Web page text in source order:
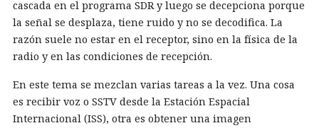
cascada en el programa SDR y luego se decepciona porque
la señal se desplaza, tiene ruido y no se decodifica. La
razón suele no estar en el receptor, sino en la física de la
radio y en las condiciones de recepción.
En este tema se mezclan varias tareas a la vez. Una cosa
es recibir voz o SSTV desde la Estación Espacial
Internacional (ISS), otra es obtener una imagen